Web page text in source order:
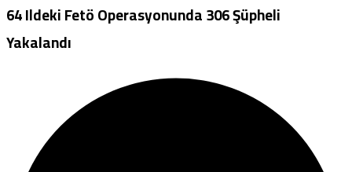
64 Ildeki Fetö Operasyonunda 306 Şüpheli
Yakalandı